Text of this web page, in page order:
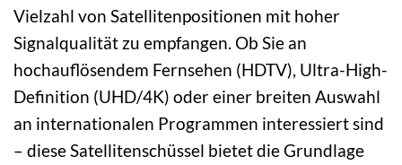
Vielzahl von Satellitenpositionen mit hoher
Signalqualität zu empfangen. Ob Sie an
hochauflösendem Fernsehen (HDTV), Ultra-High-
Definition (UHD/4K) oder einer breiten Auswahl
an internationalen Programmen interessiert sind
– diese Satellitenschüssel bietet die Grundlage